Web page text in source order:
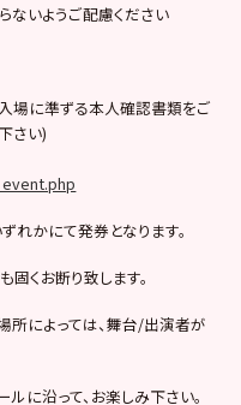
いようご配慮ください
場に準ずる本人確認書類をご
さい)
れかにて発券となります。
くお断り致します。
所によっては、舞台/出演者が
沿って、お楽しみ下さい。